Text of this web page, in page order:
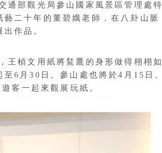
通部觀光局參山國家風景區管理處特
二十年的董碧娥老師，在八卦山脈
作品。
王楨文用紙將鵟鷹的身形做得栩栩如
6月30日。參山處也將於4月15日、
客一起來觀展玩紙。